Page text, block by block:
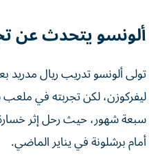
ألونسو يتحدث عن
تولى ألونسو تدريب ريال مدريد
ليفركوزن، لكن تجربته في ملعب
سبعة شهور، حيث رحل إثر
أمام برشلونة في يناير الماضي.